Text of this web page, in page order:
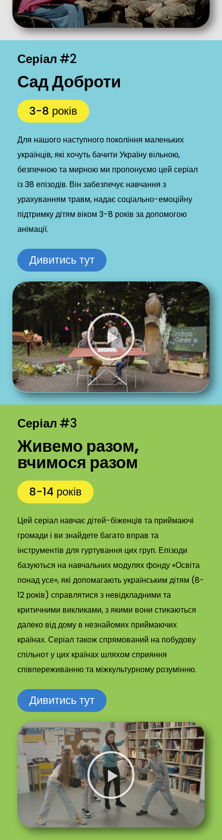
Серіал #2
Сад Доброти
3-8 років
Для нашого наступного покоління маленьких
українців, які хочуть бачити Україну вільною,
безпечною та мирною ми пропонуємо цей серіал
із 38 епізодів. Він забезпечує навчання з
урахуванням травм, надає соціально-емоційну
підтримку дітям віком 3-8 років за допомогою
анімації.
Дивитись тут
Серіал #3
Живемо разом,
вчимося разом
8-14 років
Цей серіал навчає дітей-біженців та приймаючі
громади і ви знайдете багато вправ та
інструментів для гуртування цих груп. Епізоди
базуються на навчальних модулях фонду «Освіта
понад усе», які допомагають українським дітям (8-
12 років) справлятися з невідкладними та
критичними викликами, з якими вони стикаються
далеко від дому в незнайомих приймаючих
країнах. Серіал також спрямований на побудову
спільнот у цих країнах шляхом сприяння
співпереживанню та міжкультурному розумінню.
Дивитись тут